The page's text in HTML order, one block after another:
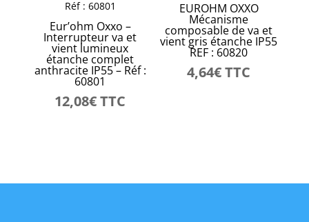
Eur’ohm Oxxo –
Interrupteur va et
vient lumineux
étanche complet
anthracite IP55 – Réf :
60801
12,08€TTC
EUROHM OXXO
Mécanisme
composable de va et
vient gris étanche IP55
REF : 60820
4,64€TTC